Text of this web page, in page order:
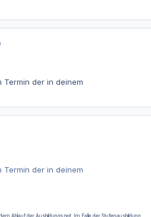
Termin der in deinem
Termin der in deinem